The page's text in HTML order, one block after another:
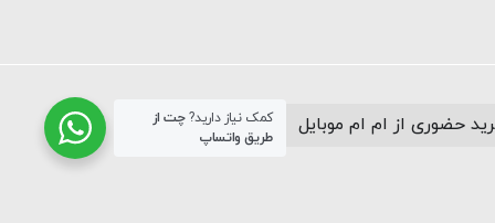
حضوری از ام ام موبایل کمک نیاز دارید?چت از
طریق واتساپ